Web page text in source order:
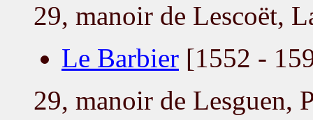
29, manoir de Lescoët,
Le Barbier [1552 -
29, manoir de Lesguen,